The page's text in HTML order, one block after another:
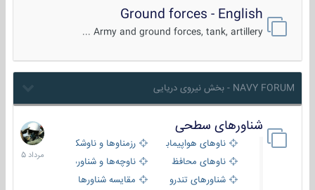
Ground forces - English
Army and ground forces, tank, artillery ...
NAVY FORUM - بخش نیروی دریایی
شناورهای سطحی
ناوهای هواپیمابر و بالگرد بررزمناوها و ناوشکن‌ها
ناوهای محافظ
ناوچه‌ها و شناورهای گشتی
شناورهای تندرو
مقایسه شناورها
2
مرداد
1405